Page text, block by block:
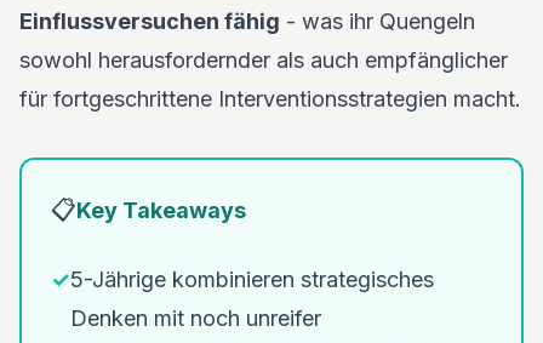
Einflussversuchen fähig - was ihr Quengeln
sowohl herausfordernder als auch empfänglicher
für fortgeschrittene Interventionsstrategien macht.
📋Key Takeaways
✓5-Jährige kombinieren strategisches
Denken mit noch unreifer